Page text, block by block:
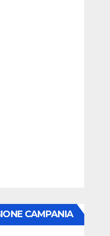
CAMPANIA